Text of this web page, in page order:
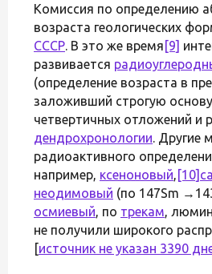
Комиссия по определению
возраста геологических
СССР. В это же время [9]
развивается
(определение возраста в
заложивший строгую
четвертичных отложений и
дендрохронологии. Другие
радиоактивного
например, ксеноновый, [10]
неодимовый (по 147Sm
осмиевый, по трекам,
не получили широкого
[источник не указан 3390